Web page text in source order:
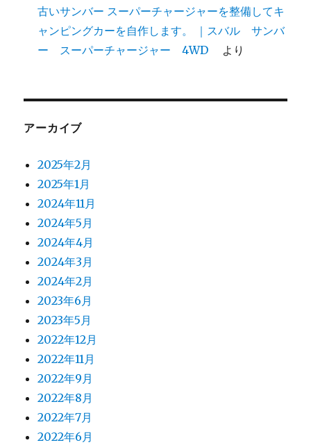
古いサンバー スーパーチャージャーを整備してキ
ャンピングカーを自作します。 ｜スバル サンバ
ー スーパーチャージャー 4WD
より
アーカイブ
2025年2月
2025年1月
2024年11月
2024年5月
2024年4月
2024年3月
2024年2月
2023年6月
2023年5月
2022年12月
2022年11月
2022年9月
2022年8月
2022年7月
2022年6月